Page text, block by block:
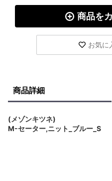
商品を
お気に
商品詳細
(メゾンキツネ)
M-セーター,ニット_ブルー_S